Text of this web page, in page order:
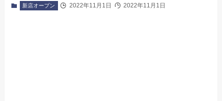
新店オープン 2022年11月1日 2022年11月1日